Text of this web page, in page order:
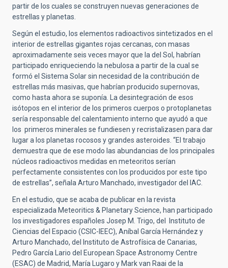
partir de los cuales se construyen nuevas generaciones de
estrellas y planetas.
Según el estudio, los elementos radioactivos sintetizados en el
interior de estrellas gigantes rojas cercanas, con masas
aproximadamente seis veces mayor que la del Sol, habrían
participado enriqueciendo la nebulosa a partir de la cual se
formó el Sistema Solar sin necesidad de la contribución de
estrellas más masivas, que habrían producido supernovas,
como hasta ahora se suponía. La desintegración de esos
isótopos en el interior de los primeros cuerpos o protoplanetas
sería responsable del calentamiento interno que ayudó a que
los primeros minerales se fundiesen y recristalizasen para dar
lugar a los planetas rocosos y grandes asteroides. “El trabajo
demuestra que de ese modo las abundancias de los principales
núcleos radioactivos medidas en meteoritos serían
perfectamente consistentes con los producidos por este tipo
de estrellas”, señala Arturo Manchado, investigador del IAC.
En el estudio, que se acaba de publicar en la revista
especializada Meteoritics & Planetary Science, han participado
los investigadores españoles Josep M. Trigo, del Instituto de
Ciencias del Espacio (CSIC-IEEC), Aníbal García Hernández y
Arturo Manchado, del Instituto de Astrofísica de Canarias,
Pedro García Lario del European Space Astronomy Centre
(ESAC) de Madrid, María Lugaro y Mark van Raai de la